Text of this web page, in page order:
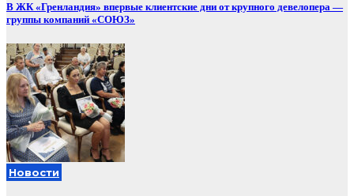
В ЖК «Гренландия» впервые клиентские дни от крупного девелопера —
группы компаний «СОЮЗ»
Новости